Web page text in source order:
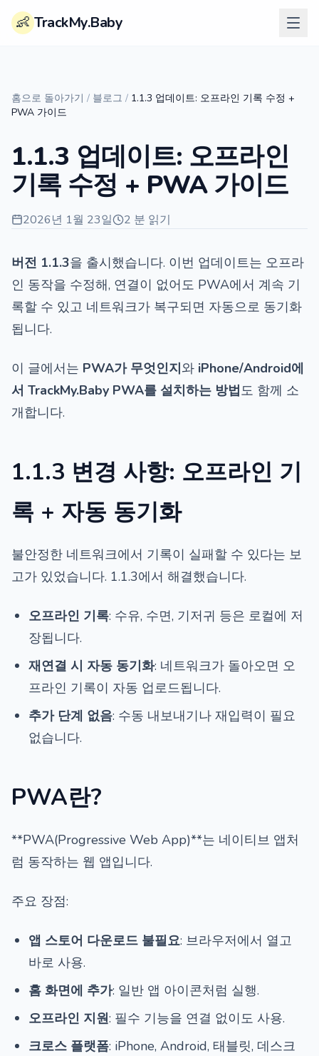
👶 TrackMy.Baby
홈으로 돌아가기 / 블로그 / 1.1.3 업데이트: 오프라인 기록 수정 +
PWA 가이드
1.1.3 업데이트: 오프라인
기록 수정 + PWA 가이드
2026년 1월 23일 2 분 읽기
버전 1.1.3을 출시했습니다. 이번 업데이트는 오프라
인 동작을 수정해, 연결이 없어도 PWA에서 계속 기
록할 수 있고 네트워크가 복구되면 자동으로 동기화
됩니다.
이 글에서는 PWA가 무엇인지와 iPhone/Android에
서 TrackMy.Baby PWA를 설치하는 방법도 함께 소
개합니다.
1.1.3 변경 사항: 오프라인 기
록 + 자동 동기화
불안정한 네트워크에서 기록이 실패할 수 있다는 보
고가 있었습니다. 1.1.3에서 해결했습니다.
오프라인 기록: 수유, 수면, 기저귀 등은 로컬에 저
장됩니다.
재연결 시 자동 동기화: 네트워크가 돌아오면 오
프라인 기록이 자동 업로드됩니다.
추가 단계 없음: 수동 내보내기나 재입력이 필요
없습니다.
PWA란?
**PWA(Progressive Web App)**는 네이티브 앱처
럼 동작하는 웹 앱입니다.
주요 장점:
앱 스토어 다운로드 불필요: 브라우저에서 열고
바로 사용.
홈 화면에 추가: 일반 앱 아이콘처럼 실행.
오프라인 지원: 필수 기능을 연결 없이도 사용.
크로스 플랫폼: iPhone, Android, 태블릿, 데스크